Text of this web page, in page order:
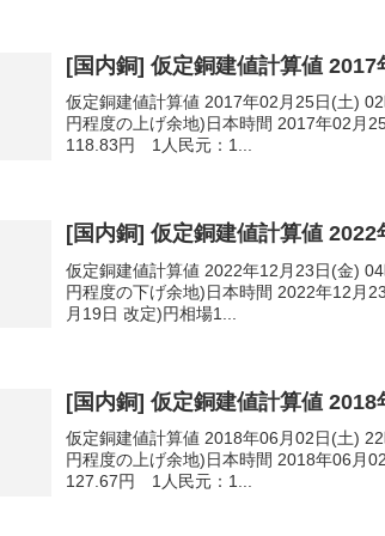
[国内銅] 仮定銅建値計算値
仮定銅建値計算値 2017年02月25日(土)
円程度の上げ余地)日本時間 2017年02月
118.83円 1人民元：1...
[国内銅] 仮定銅建値計算値
仮定銅建値計算値 2022年12月23日(金)
円程度の下げ余地)日本時間 2022年12月
月19日 改定)円相場1...
[国内銅] 仮定銅建値計算値
仮定銅建値計算値 2018年06月02日(土)
円程度の上げ余地)日本時間 2018年06月
127.67円 1人民元：1...